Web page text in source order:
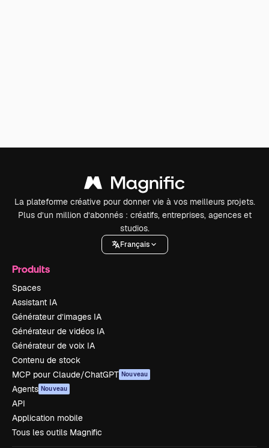
La plateforme créative pour donner vie à vos meilleurs projets.
Plus d’un million d’abonnés : créatifs, entreprises, agences et
studios.
Français
Produits
Spaces
Assistant IA
Générateur d’images IA
Générateur de vidéos IA
Générateur de voix IA
Contenu de stock
MCP pour Claude/ChatGPT Nouveau
Agents Nouveau
API
Application mobile
Tous les outils Magnific